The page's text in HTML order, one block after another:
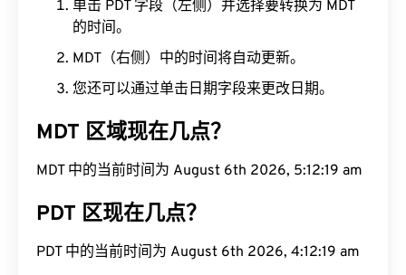
单击 PDT 字段（左侧）并选择要转换为 MDT
的时间。
MDT（右侧）中的时间将自动更新。
您还可以通过单击日期字段来更改日期。
MDT 区域现在几点？
MDT 中的当前时间为 August 6th 2026, 5:12:20 am
PDT 区现在几点？
PDT 中的当前时间为 August 6th 2026, 4:12:20 am